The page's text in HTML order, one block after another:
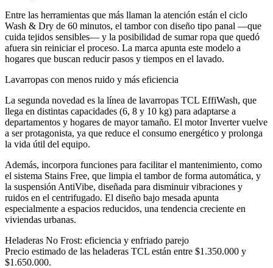
Entre las herramientas que más llaman la atención están el ciclo
Wash & Dry de 60 minutos, el tambor con diseño tipo panal —que
cuida tejidos sensibles— y la posibilidad de sumar ropa que quedó
afuera sin reiniciar el proceso. La marca apunta este modelo a
hogares que buscan reducir pasos y tiempos en el lavado.
Lavarropas con menos ruido y más eficiencia
La segunda novedad es la línea de lavarropas TCL EffiWash, que
llega en distintas capacidades (6, 8 y 10 kg) para adaptarse a
departamentos y hogares de mayor tamaño. El motor Inverter vuelve
a ser protagonista, ya que reduce el consumo energético y prolonga
la vida útil del equipo.
Además, incorpora funciones para facilitar el mantenimiento, como
el sistema Stains Free, que limpia el tambor de forma automática, y
la suspensión AntiVibe, diseñada para disminuir vibraciones y
ruidos en el centrifugado. El diseño bajo mesada apunta
especialmente a espacios reducidos, una tendencia creciente en
viviendas urbanas.
Heladeras No Frost: eficiencia y enfriado parejo
Precio estimado de las heladeras TCL están entre $1.350.000 y
$1.650.000.